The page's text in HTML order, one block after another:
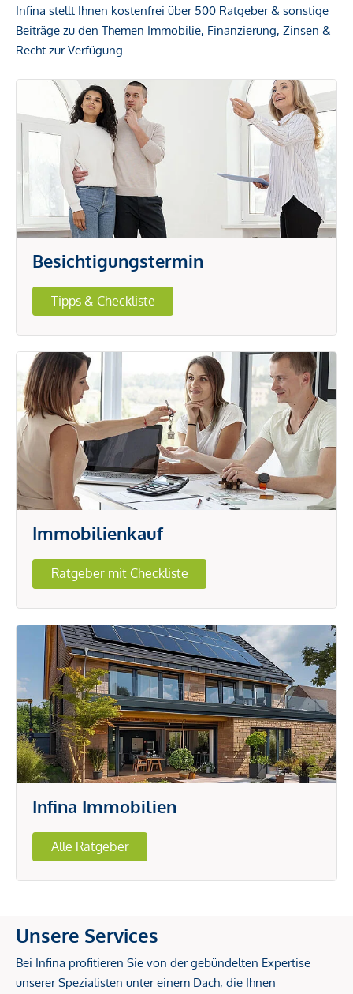
Infina stellt Ihnen kostenfrei über 500 Ratgeber & sonstige
Beiträge zu den Themen Immobilie, Finanzierung, Zinsen &
Recht zur Verfügung.
Besichtigungstermin
Tipps & Checkliste
Immobilienkauf
Ratgeber mit Checkliste
Infina Immobilien
Alle Ratgeber
Unsere Services
Bei Infina profitieren Sie von der gebündelten Expertise
unserer Spezialisten unter einem Dach, die Ihnen